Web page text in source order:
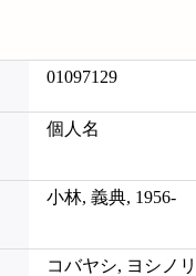
01097129
個人名
小林, 義典, 1956-
コバヤシ, ヨシノ